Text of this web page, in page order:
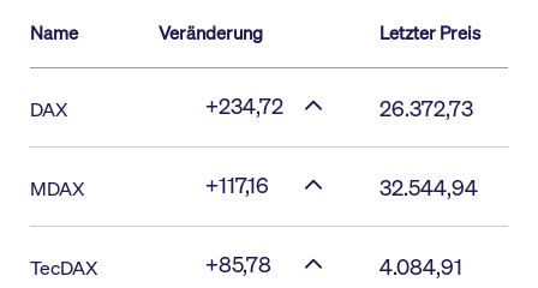
Name Veränderung Letzter Preis
DAX +234,72 26.372,73
MDAX +117,16 32.544,94
TecDAX +85,78 4.084,91